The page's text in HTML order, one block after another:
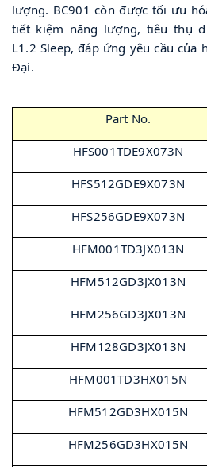
lượng. BC901 còn được tối ưu
tiết kiệm năng lượng, tiêu thụ
L1.2 Sleep, đáp ứng yêu cầu của
Đại.
Part No.
HFS001TDE9X073N
HFS512GDE9X073N
HFS256GDE9X073N
HFM001TD3JX013N
HFM512GD3JX013N
HFM256GD3JX013N
HFM128GD3JX013N
HFM001TD3HX015N
HFM512GD3HX015N
HFM256GD3HX015N